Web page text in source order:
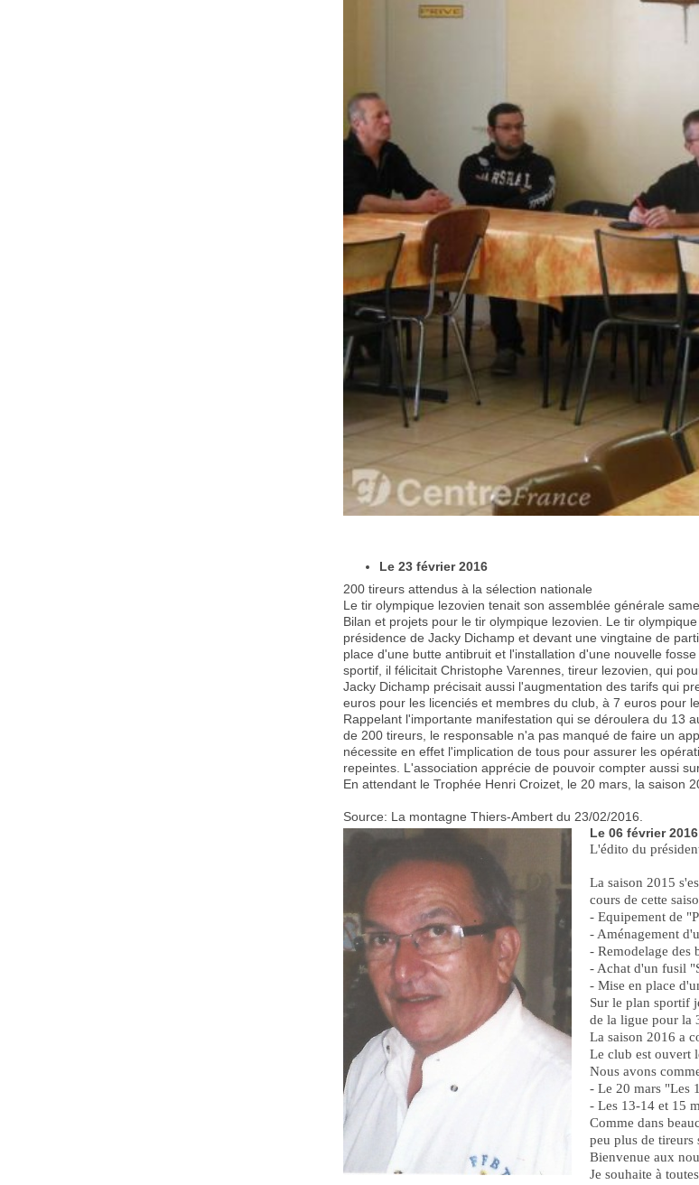
Le 23 février 2016
200 tireurs attendus à la sélection nationale
Le tir olympique lezovien tenait son assemblée générale
Bilan et projets pour le tir olympique lezovien. Le tir
présidence de Jacky Dichamp et devant une vingtaine de
place d'une butte antibruit et l'installation d'une nouvelle
sportif, il félicitait Christophe Varennes, tireur lezovien, qui
Jacky Dichamp précisait aussi l'augmentation des tarifs qui
euros pour les licenciés et membres du club, à 7 euros pour
Rappelant l'importante manifestation qui se déroulera du 13
de 200 tireurs, le responsable n'a pas manqué de faire un
nécessite en effet l'implication de tous pour assurer les
repeintes. L'association apprécie de pouvoir compter aussi
En attendant le Trophée Henri Croizet, le 20 mars, la saison
Source: La montagne Thiers-Ambert du 23/02/2016.
Le 06 février 2016
L'édito du
La saison 2015
cours de cette
- Equipement de
- Aménagement
- Remodelage des
- Achat d'un fusil
- Mise en place
Sur le plan sportif
de la ligue pour la
La saison 2016 a
Le club est ouvert
Nous avons
- Le 20 mars "Les
- Les 13-14 et 15
Comme dans
peu plus de tireurs
Bienvenue aux
Je souhaite à